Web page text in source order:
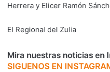
Herrera y Elicer Ramón
El Regional del Zulia
Mira nuestras noticias en
SIGUENOS EN